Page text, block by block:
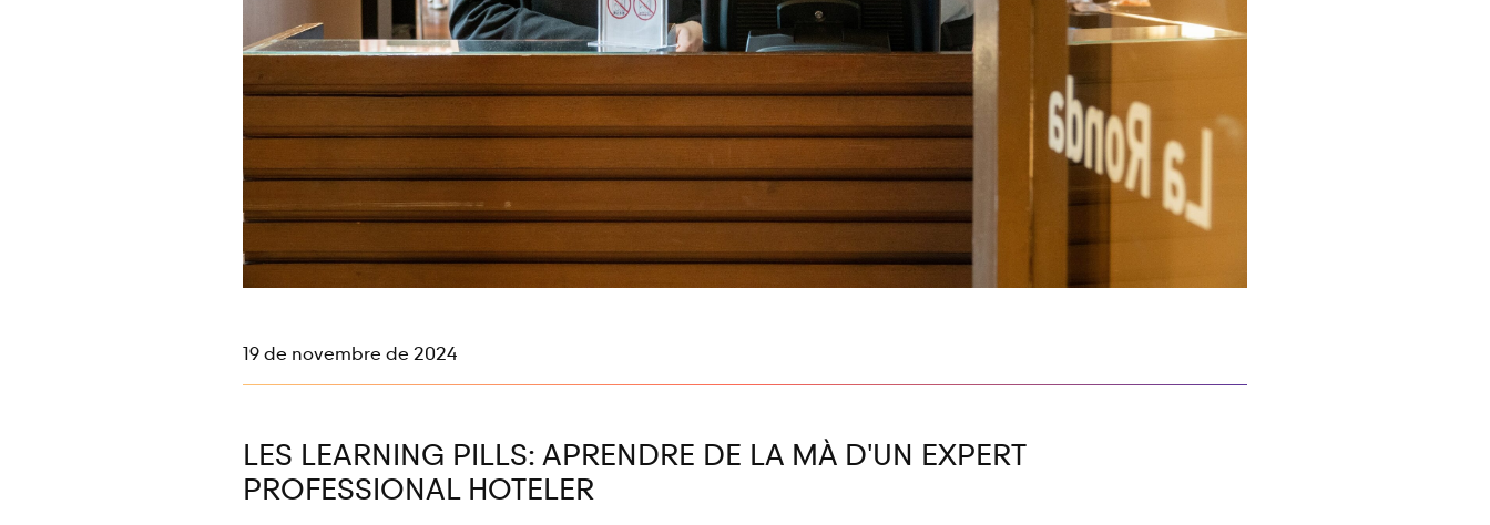
19 de novembre de 2024
LES LEARNING PILLS: APRENDRE DE LA MÀ D'UN EXPERT
PROFESSIONAL HOTELER